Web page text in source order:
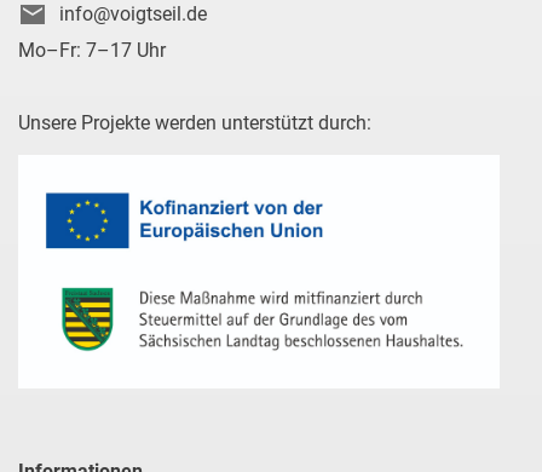
info@voigtseil.de
Mo–Fr: 7–17 Uhr
Unsere Projekte werden unterstützt durch: